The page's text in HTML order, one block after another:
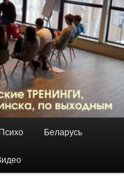
Психо Беларусь